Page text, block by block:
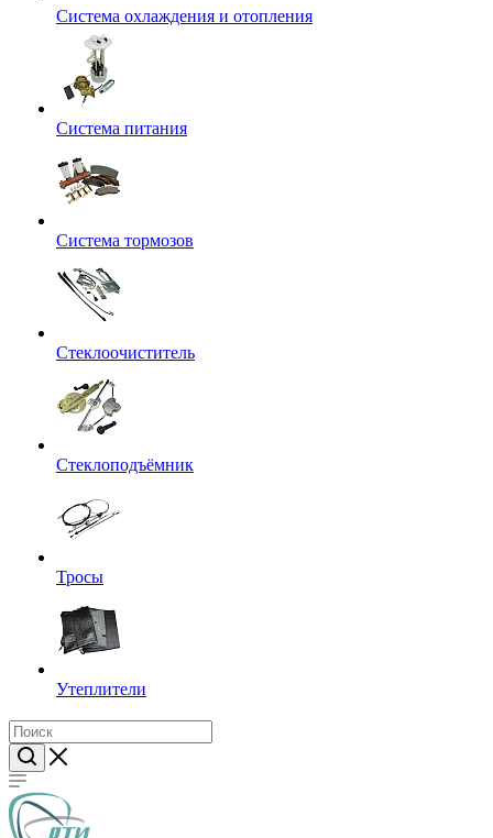
Система охлаждения и отопления
Система питания
Система тормозов
Стеклоочиститель
Стеклоподъёмник
Тросы
Утеплители